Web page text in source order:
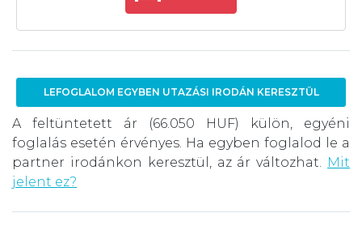
LEFOGLALOM EGYBEN UTAZÁSI IRODÁN KERESZTÜL
A feltüntetett ár (66.050 HUF) külön, egyéni
foglalás esetén érvényes. Ha egyben foglalod le a
partner irodánkon keresztül, az ár változhat. Mit
jelent ez?